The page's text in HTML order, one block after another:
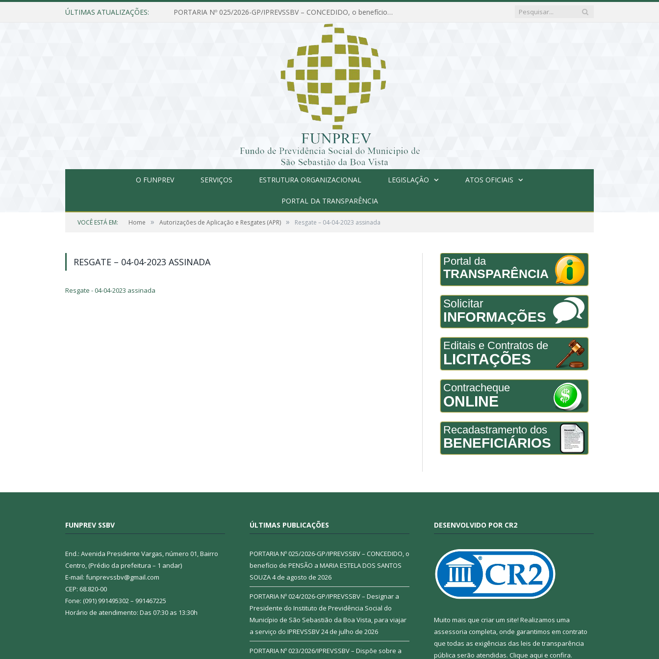
ÚLTIMAS ATUALIZAÇÕES: PORTARIA Nº 025/2026-GP/IPREVSSBV – CONCEDIDO, o benefício de PENSÃO a MARIA ESTELA DOS SANTOS SOUZA
O FUNPREV SERVIÇOS ESTRUTURA ORGANIZACIONAL LEGISLAÇÃO ATOS OFICIAIS
PORTAL DA TRANSPARÊNCIA
VOCÊ ESTÁ EM: Home » Autorizações de Aplicação e Resgates (APR) » Resgate – 04-04-2023 assinada
RESGATE – 04-04-2023 ASSINADA
Resgate - 04-04-2023 assinada
Portal da
TRANSPARÊNCIA
Solicitar
INFORMAÇÕES
Editais e Contratos de
LICITAÇÕES
Contracheque
ONLINE
Recadastramento dos
BENEFICIÁRIOS
FUNPREV SSBV
End.: Avenida Presidente Vargas, número 01, Bairro
Centro, (Prédio da prefeitura – 1 andar)
E-mail: funprevssbv@gmail.com
CEP: 68.820-00
Fone: (091) 991495302 – 991467225
Horário de atendimento: Das 07:30 as 13:30h
ÚLTIMAS PUBLICAÇÕES
PORTARIA Nº 025/2026-GP/IPREVSSBV – CONCEDIDO, o
benefício de PENSÃO a MARIA ESTELA DOS SANTOS
SOUZA4 de agosto de 2026
PORTARIA Nº 024/2026-GP/IPREVSSBV – Designar a
Presidente do Instituto de Previdência Social do
Município de São Sebastião da Boa Vista, para viajar
a serviço do IPREVSSBV24 de julho de 2026
PORTARIA Nº 023/2026/IPREVSSBV – Dispõe sobre a
DESENVOLVIDO POR CR2
Muito mais que criar um site! Realizamos uma
assessoria completa, onde garantimos em contrato
que todas as exigências das leis de transparência
pública serão atendidas. Clique aqui e confira.